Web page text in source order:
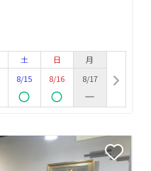
土
8/15
日
8/16
月
8/17